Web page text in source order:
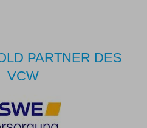
PARTNER DES
VCW